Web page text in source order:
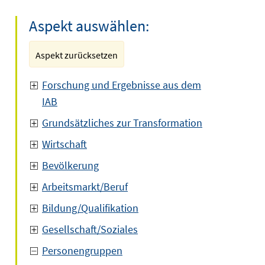
Aspekt auswählen:
Aspekt zurücksetzen
Forschung und Ergebnisse aus dem
IAB
Grundsätzliches zur Transformation
Wirtschaft
Bevölkerung
Arbeitsmarkt/Beruf
Bildung/Qualifikation
Gesellschaft/Soziales
Personengruppen